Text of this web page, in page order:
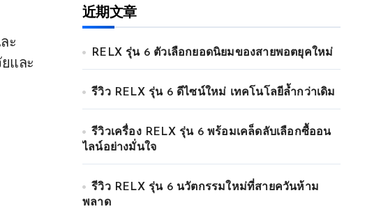
ะ
และ
近期文章
RELX รุ่น 6 ตัวเลือกยอดนิยมของสายพอตยุคใหม่
รีวิว RELX รุ่น 6 ดีไซน์ใหม่ เทคโนโลยีล้ำกว่าเดิม
รีวิวเครื่อง RELX รุ่น 6 พร้อมเคล็ดลับเลือกซื้ออน
ไลน์อย่างมั่นใจ
รีวิว RELX รุ่น 6 นวัตกรรมใหม่ที่สายควันห้าม
พลาด